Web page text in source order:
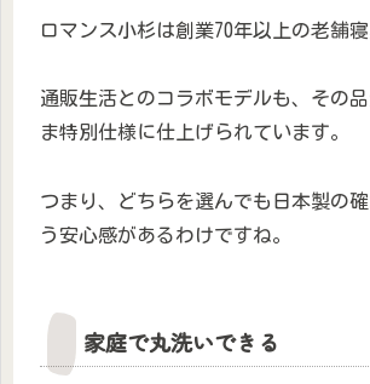
ロマンス小杉は創業70年以上の老舗寝
通販生活とのコラボモデルも、その
ま特別仕様に仕上げられています。
つまり、どちらを選んでも日本製の
う安心感があるわけですね。
家庭で丸洗いできる